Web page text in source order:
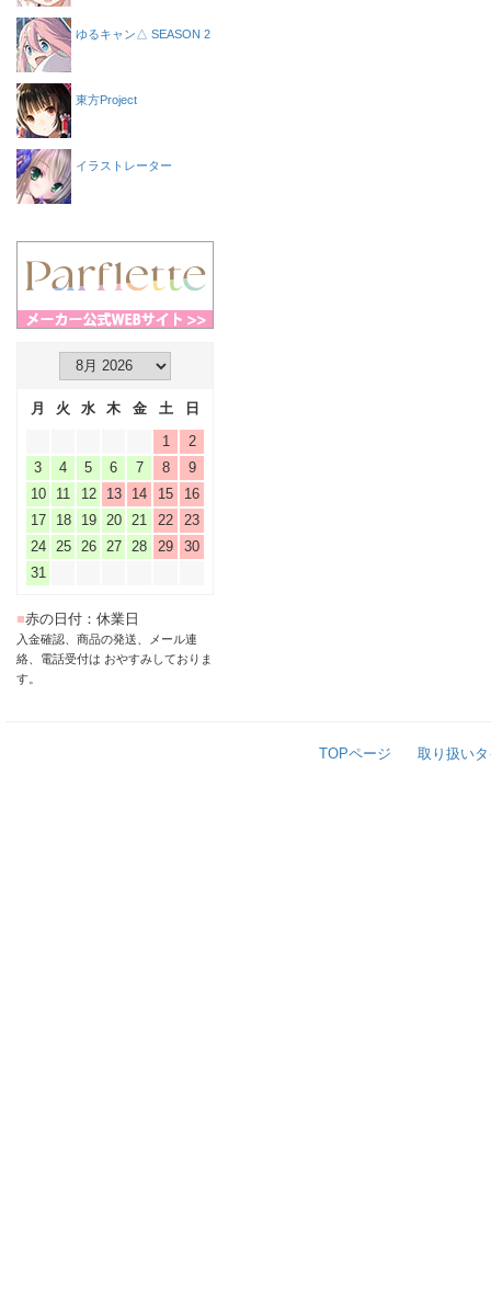
ゆるキャン△ SEASON 2
東方Project
イラストレーター
月 火 水 木 金 土
日
1
2
3
4 5 6 7 8
9
10
11 12 13 14 15
16
17
18 19 20 21 22
23
24
25 26 27 28 29
30
31
■赤の日付：休業日
入金確認、商品の発送、メール連
絡、電話受付は おやすみしておりま
す。
TOPページ 取り扱い